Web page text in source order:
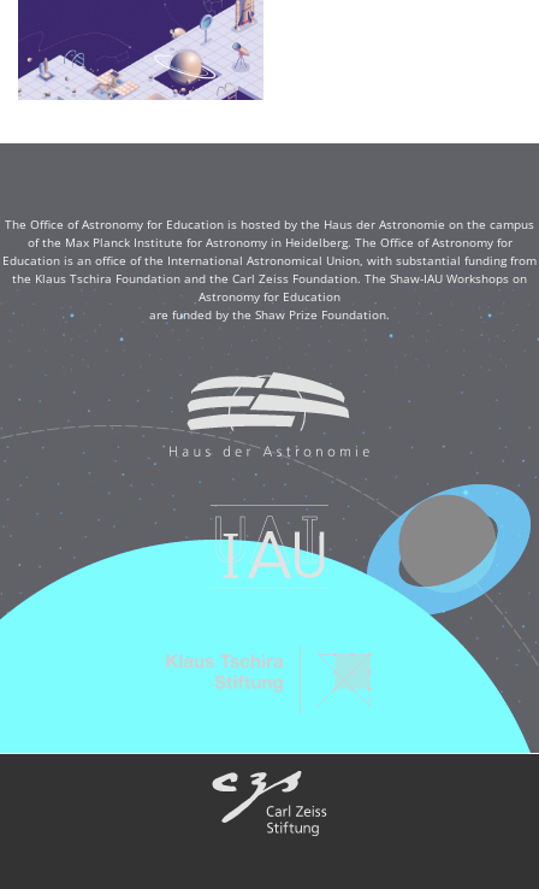
The Office of Astronomy for Education is hosted by the Haus der Astronomie on the campus
of the Max Planck Institute for Astronomy in Heidelberg. The Office of Astronomy for
Education is an office of the International Astronomical Union, with substantial funding from
the Klaus Tschira Foundation and the Carl Zeiss Foundation. The Shaw-IAU Workshops on
Astronomy for Education
are funded by the Shaw Prize Foundation.